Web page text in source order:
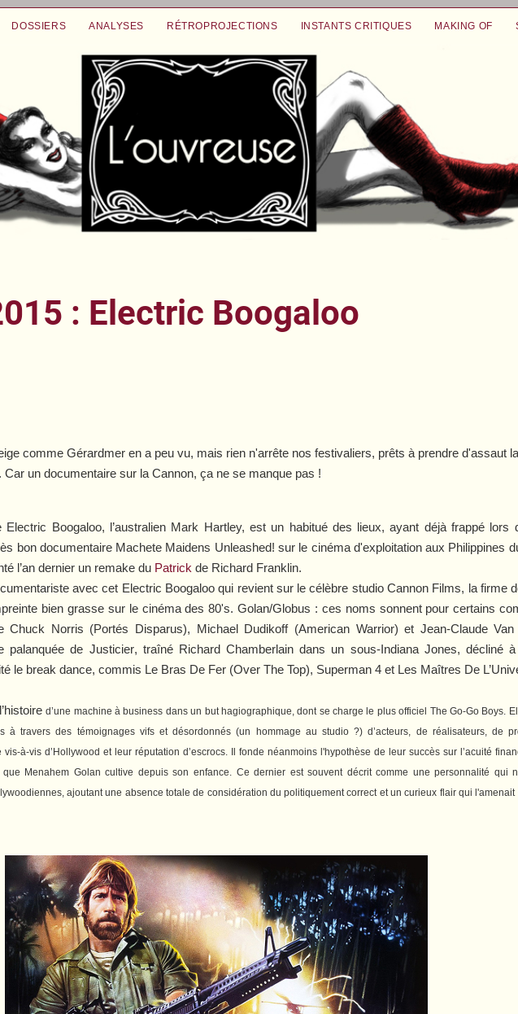
DOSSIERS ANALYSES RÉTROPROJECTIONS INSTANTS CRITIQUES MAKING OF
: Electric Boogaloo
comme Gérardmer en a peu vu, mais rien n'arrête nos festivaliers, prêts à prendre d'assaut
Car un documentaire sur la Cannon, ça ne se manque pas !
Electric Boogaloo, l’australien Mark Hartley, est un habitué des lieux, ayant déjà frappé lors
bon documentaire Machete Maidens Unleashed! sur le cinéma d'exploitation aux Philippines
l’an dernier un remake du Patrick de Richard Franklin.
avec cet Electric Boogalooqui revient sur le célèbre studio Cannon Films, la firme
bien grasse sur le cinéma des 80's. Golan/Globus : ces noms sonnent pour certains
Chuck Norris (Portés Disparus), Michael Dudikoff (American Warrior) et Jean-Claude
palanquée de Justicier, traîné Richard Chamberlain dans un sous-Indiana Jones, décliné
le break dance, commis Le Bras De Fer (Over The Top), Superman 4 et Les Maîtres De
d’une machine à business dans un but hagiographique, dont se charge le plus officiel The Go-Go Boys
à travers des témoignages vifs et désordonnés (un hommage au studio ?) d’acteurs, de réalisateurs, de
à-vis d’Hollywood et leur réputation d’escrocs. Il fonde néanmoins l'hypothèse de leur succès sur l’acuité
Menahem Golan cultive depuis son enfance. Ce dernier est souvent décrit comme une personnalité qui
ajoutant une absence totale de considération du politiquement correct et un curieux flair qui